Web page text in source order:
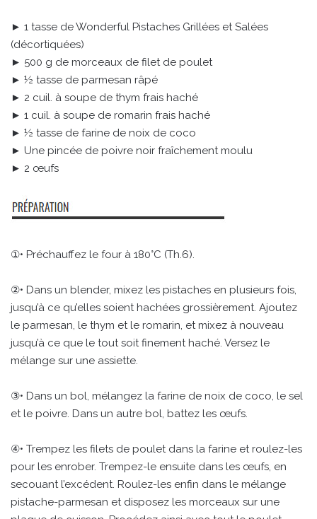
► 1 tasse de Wonderful Pistaches Grillées et Salées
(décortiquées)
► 500 g de morceaux de filet de poulet
► ½ tasse de parmesan râpé
► 2 cuil. à soupe de thym frais haché
► 1 cuil. à soupe de romarin frais haché
► ½ tasse de farine de noix de coco
► Une pincée de poivre noir fraîchement moulu
► 2 œufs
①• Préchauffez le four à 180°C (Th.6).
②• Dans un blender, mixez les pistaches en plusieurs fois,
jusqu’à ce qu’elles soient hachées grossièrement. Ajoutez
le parmesan, le thym et le romarin, et mixez à nouveau
jusqu’à ce que le tout soit finement haché. Versez le
mélange sur une assiette.
③• Dans un bol, mélangez la farine de noix de coco, le sel
et le poivre. Dans un autre bol, battez les œufs.
④• Trempez les filets de poulet dans la farine et roulez-les
pour les enrober. Trempez-le ensuite dans les œufs, en
secouant l’excédent. Roulez-les enfin dans le mélange
pistache-parmesan et disposez les morceaux sur une